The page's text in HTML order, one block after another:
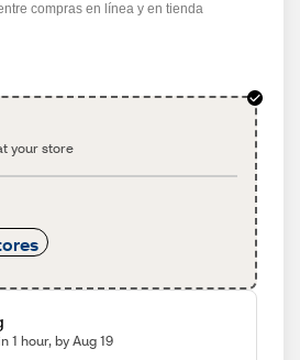
compras en línea y en tienda
your store
1 hour, by Aug 19